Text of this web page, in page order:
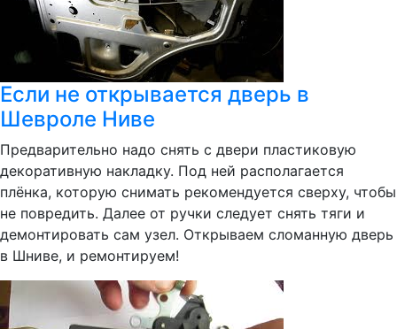
Если не открывается дверь в
Шевроле Ниве
Предварительно надо снять с двери пластиковую
декоративную накладку. Под ней располагается
плёнка, которую снимать рекомендуется сверху, чтобы
не повредить. Далее от ручки следует снять тяги и
демонтировать сам узел. Открываем сломанную дверь
в Шниве, и ремонтируем!